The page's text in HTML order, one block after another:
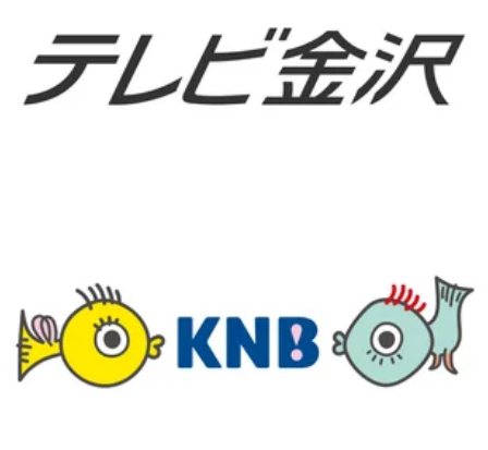
北日本放送HP